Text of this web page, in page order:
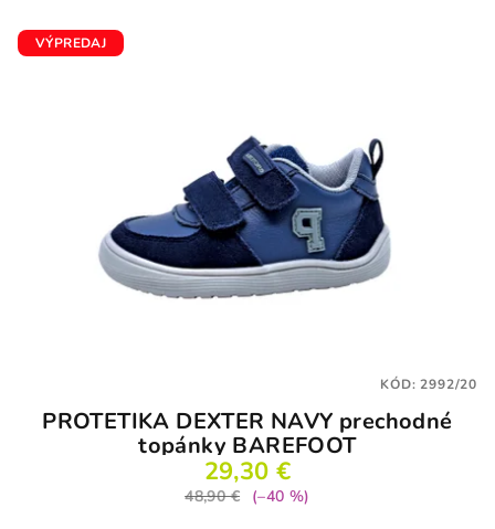
VÝPREDAJ
PROTETIKA DEXTER NAVY prechodné
topánky BAREFOOT
29,30 €
48,90 €
(–40 %)
KÓD:2992/20